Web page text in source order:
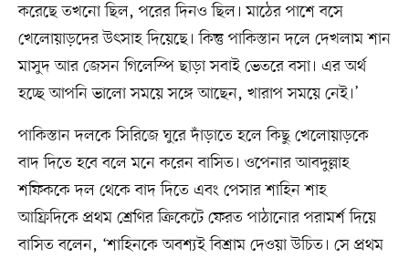
করেছে তখনো ছিল, পরের দিনও ছিল। মাঠের পাশে বসে
খেলোয়াড়দের উৎসাহ দিয়েছে। কিন্তু পাকিস্তান দলে দেখলাম শান
মাসুদ আর জেসন গিলেস্পি ছাড়া সবাই ভেতরে বসা। এর অর্থ
হচ্ছে আপনি ভালো সময়ে সঙ্গে আছেন, খারাপ সময়ে নেই।’
পাকিস্তান দলকে সিরিজে ঘুরে দাঁড়াতে হলে কিছু খেলোয়াড়কে
বাদ দিতে হবে বলে মনে করেন বাসিত। ওপেনার আবদুল্লাহ
শফিককে দল থেকে বাদ দিতে এবং পেসার শাহিন শাহ
আফ্রিদিকে প্রথম শ্রেণির ক্রিকেটে ফেরত পাঠানোর পরামর্শ দিয়ে
বাসিত বলেন, ‘শাহিনকে অবশ্যই বিশ্রাম দেওয়া উচিত। সে প্রথম